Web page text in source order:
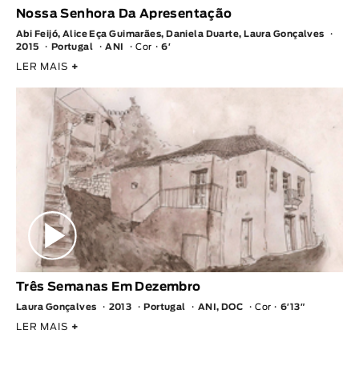
Nossa Senhora Da Apresentação
Abi Feijó, Alice Eça Guimarães, Daniela Duarte, Laura Gonçalves
2015
Portugal ANI Cor 6′
LER MAIS +
Três Semanas Em Dezembro
Laura Gonçalves 2013 Portugal ANI, DOC Cor 6′13″
LER MAIS +